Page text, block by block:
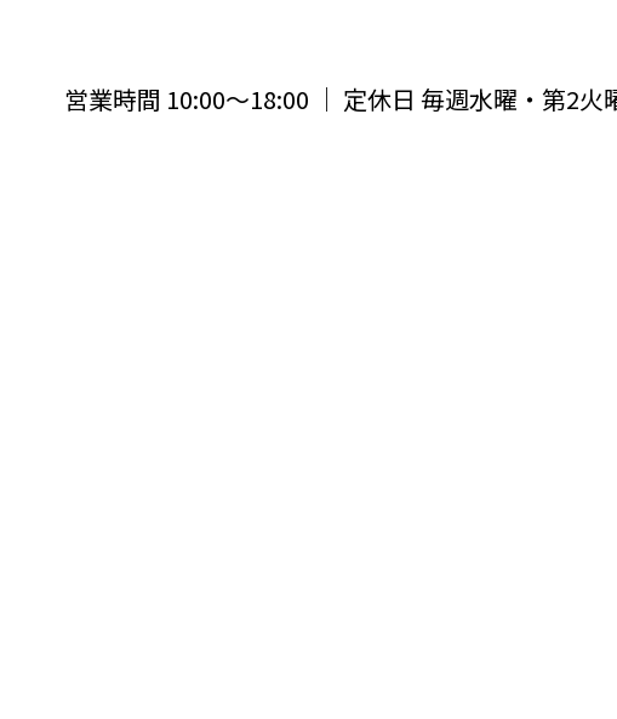
営業時間 10:00〜18:00 ｜ 定休日 毎週水曜・第2火